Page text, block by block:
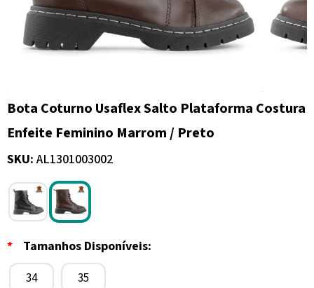
Bota Coturno Usaflex Salto Plataforma Costura
Enfeite Feminino Marrom / Preto
SKU: AL1301003002
* Tamanhos Disponíveis:
34 35